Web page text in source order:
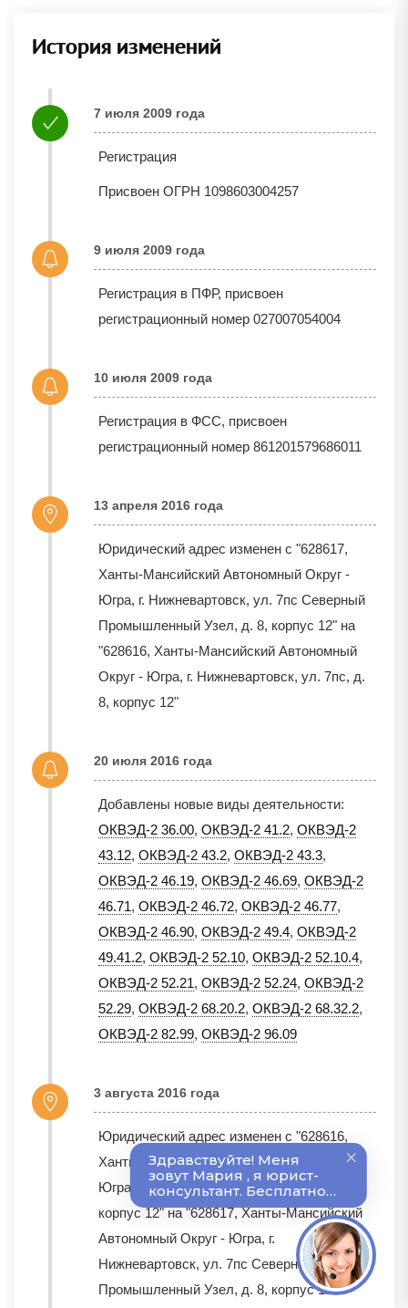
История изменений
7 июля 2009 года
Регистрация
Присвоен ОГРН 1098603004257
9 июля 2009 года
Регистрация в ПФР, присвоен
регистрационный номер 027007054004
10 июля 2009 года
Регистрация в ФСС, присвоен
регистрационный номер 861201579686011
13 апреля 2016 года
Юридический адрес изменен с "628617,
Ханты-Мансийский Автономный Округ -
Югра, г. Нижневартовск, ул. 7пс Северный
Промышленный Узел, д. 8, корпус 12" на
"628616, Ханты-Мансийский Автономный
Округ - Югра, г. Нижневартовск, ул. 7пс, д.
8, корпус 12"
20 июля 2016 года
Добавлены новые виды деятельности:
ОКВЭД-2 36.00, ОКВЭД-2 41.2, ОКВЭД-2
43.12, ОКВЭД-2 43.2, ОКВЭД-2 43.3,
ОКВЭД-2 46.19, ОКВЭД-2 46.69, ОКВЭД-2
46.71, ОКВЭД-2 46.72, ОКВЭД-2 46.77,
ОКВЭД-2 46.90, ОКВЭД-2 49.4, ОКВЭД-2
49.41.2, ОКВЭД-2 52.10, ОКВЭД-2 52.10.4,
ОКВЭД-2 52.21, ОКВЭД-2 52.24, ОКВЭД-2
52.29, ОКВЭД-2 68.20.2, ОКВЭД-2 68.32.2,
ОКВЭД-2 82.99, ОКВЭД-2 96.09
3 августа 2016 года
Юридический адрес изменен с "628616,
Ханты-Мансийский Автономный Округ -
Югра, г. Нижневартовск, ул. 7пс, д. 8,
корпус 12" на "628617, Ханты-Мансийский
Автономный Округ - Югра, г.
Нижневартовск, ул. 7пс Северный
Промышленный Узел, д. 8, корпус 12"